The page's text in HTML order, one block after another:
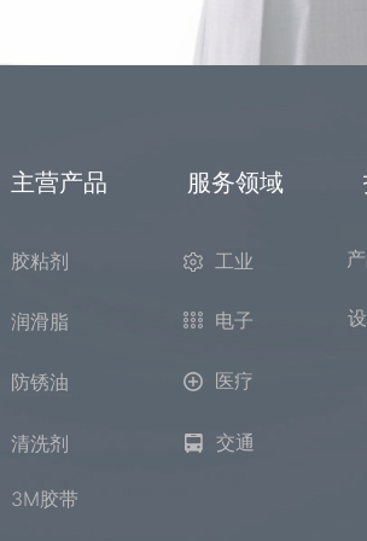
主营产品 服务领域
工业
胶粘剂
润滑脂
防锈油
清洗剂
3M胶带
电子
医疗
交通